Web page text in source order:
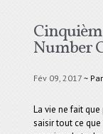
Number
Fév 09, 2017 ~
La vie ne fait
saisir tout ce que